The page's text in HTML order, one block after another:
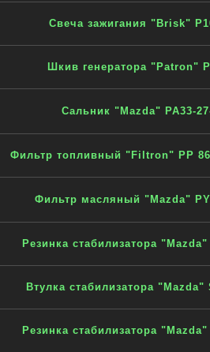
Свеча зажигания "Brisk"
Шкив генератора "Patron"
Сальник "Mazda" PA33-
Фильтр топливный "Filtron" PP
Фильтр масляный "Mazda"
Резинка стабилизатора "Mazda"
Втулка стабилизатора "Mazda"
Резинка стабилизатора "Mazda"